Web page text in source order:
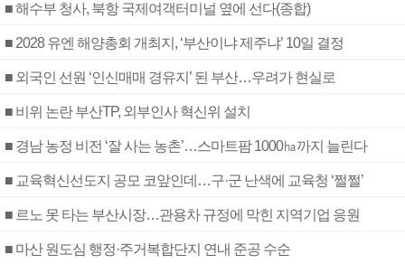
■ 해수부 청사, 북항 국제여객터미널 옆에 선다(종합)
■ 2028 유엔 해양총회 개최지, ‘부산이냐 제주냐’ 10일 결정
■ 외국인 선원 ‘인신매매 경유지’ 된 부산…우려가 현실로
■ 비위 논란 부산TP, 외부인사 혁신위 설치
■ 경남 농정 비전 ‘잘 사는 농촌’…스마트팜 1000㏊까지 늘린다
■ 교육혁신선도지 공모 코앞인데…구·군 난색에 교육청 ‘쩔쩔’
■ 르노 못 타는 부산시장…관용차 규정에 막힌 지역기업 응원
■ 마산 원도심 행정·주거복합단지 연내 준공 수순